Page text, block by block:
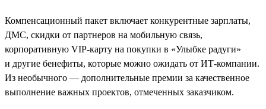
Компенсационный пакет включает конкурентные зарплаты,
ДМС, скидки от партнеров на мобильную связь,
корпоративную VIP-карту на покупки в «Улыбке радуги»
и другие бенефиты, которые можно ожидать от ИТ-компании.
Из необычного — дополнительные премии за качественное
выполнение важных проектов, отмеченных заказчиком.